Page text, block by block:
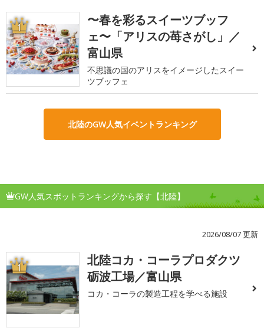
1
〜春を彩るスイーツブッフ
ェ〜「アリスの苺さがし」／
富山県
不思議の国のアリスをイメージしたスイー
ツブッフェ
北陸のGW人気イベントランキング
GW人気スポットランキングから探す【北陸】
2026/08/07 更新
1
北陸コカ・コーラプロダクツ
砺波工場／富山県
コカ・コーラの製造工程を学べる施設